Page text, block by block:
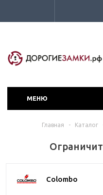
МЕНЮ
Главная - Каталог
Colombo